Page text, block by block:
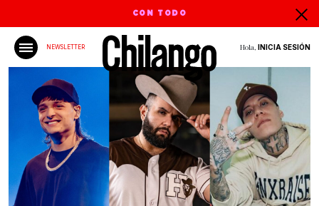
CON TODO
NEWSLETTER Hola, INICIA SESIÓN